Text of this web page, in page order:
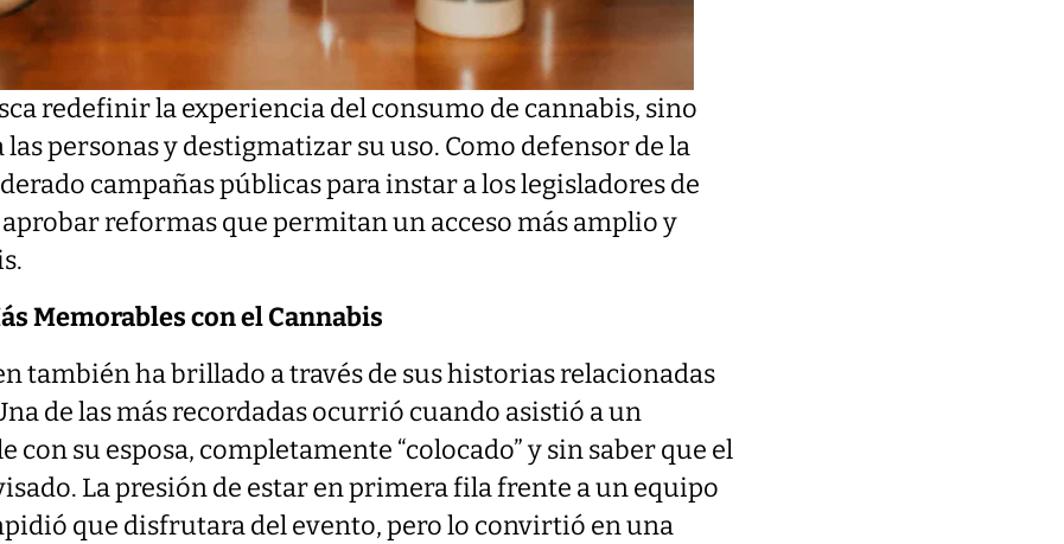
redefinir la experiencia del consumo de cannabis, sino
personas y destigmatizar su uso. Como defensor de la
campañas públicas para instar a los legisladores de
aprobar reformas que permitan un acceso más amplio y
Memorables con el Cannabis
también ha brillado a través de sus historias relacionadas
de las más recordadas ocurrió cuando asistió a un
con su esposa, completamente “colocado” y sin saber que el
La presión de estar en primera fila frente a un equipo
que disfrutara del evento, pero lo convirtió en una